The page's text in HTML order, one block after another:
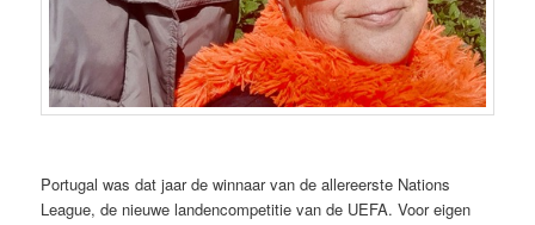
Portugal was dat jaar de winnaar van de allereerste Nations
League, de nieuwe landencompetitie van de UEFA. Voor eigen